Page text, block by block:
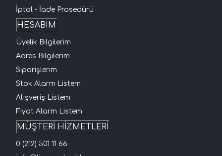
İptal - İade Prosedürü
HESABIM
Üyelik Bilgilerim
Adres Bilgilerim
Siparişlerim
Stok Alarm Listem
Alışveriş Listem
Fiyat Alarm Listem
MÜŞTERİ HİZMETLERİ
0 (212) 501 11 66